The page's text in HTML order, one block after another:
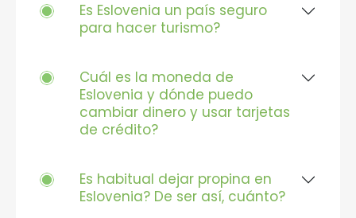
Es Eslovenia un país seguro
para hacer turismo?
Cuál es la moneda de
Eslovenia y dónde puedo
cambiar dinero y usar tarjetas
de crédito?
Es habitual dejar propina en
Eslovenia? De ser así, cuánto?